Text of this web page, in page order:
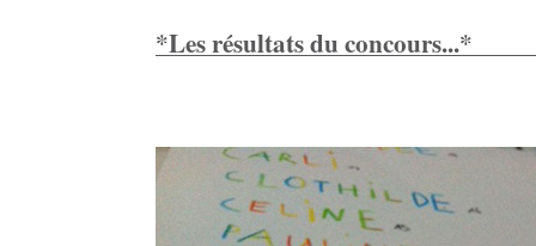
*Les résultats du concours...*